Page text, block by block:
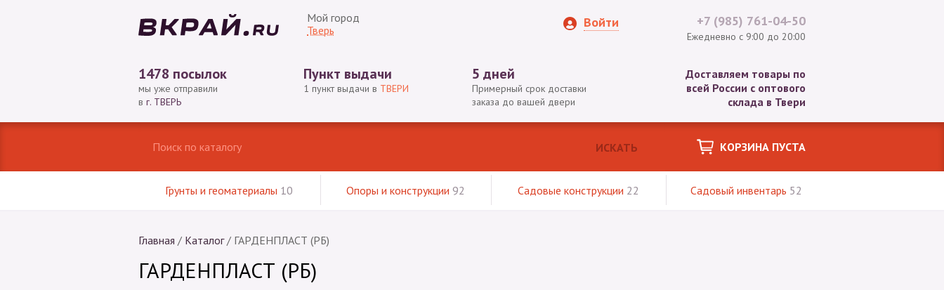
Мой город
Тверь
Войти +7 (985) 761-04-50
Ежедневно с 9:00 до 20:00
1478 посылок
мы уже отправили
в г. ТВЕРЬ
Пункт выдачи
1 пункт выдачи в ТВЕРИ
5 дней
Примерный срок доставки
заказа до вашей двери
Доставляем товары по
всей России с оптового
склада в Твери
КОРЗИНА ПУСТА
Грунты и геоматериалы 10 Опоры и конструкции 92 Садовые конструкции 22 Садовый инвентарь 52
Главная / Каталог / ГАРДЕНПЛАСТ (РБ)
ГАРДЕНПЛАСТ (РБ)